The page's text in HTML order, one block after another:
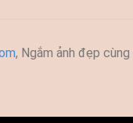
, Ngắm ảnh đẹp cùng